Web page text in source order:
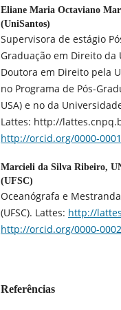
Eliane Maria Octaviano
(UniSantos)
Supervisora de estágio
Graduação em Direito da
Doutora em Direito pela
no Programa de Pós-
USA) e no da
Lattes: http://
http://orcid.org/0000-
Marcieli da Silva Ribeiro,
(UFSC)
Oceanógrafa e
(UFSC). Lattes: http://
http://orcid.org/0000-
Referências